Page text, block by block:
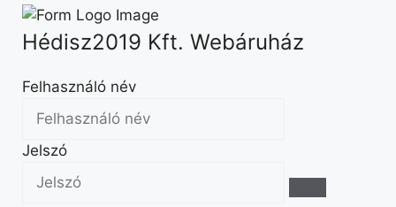
Hédisz2019 Kft. Webáruház
Felhasználó név
Jelszó